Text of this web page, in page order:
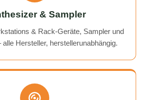
& Sampler
& Rack-Geräte, Sampler und
Hersteller, herstellerunabhängig.